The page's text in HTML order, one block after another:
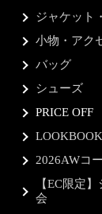
ジャケット
小物・アク
バッグ
シューズ
PRICE OFF
LOOKBOOK
2026AWコ
【EC限定
会